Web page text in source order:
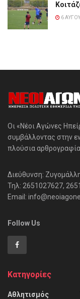
6
Οι «Νέοι Αγώνες
συμβάλλοντας στην
πλούσια
Διεύθυνση:
Τηλ: 2651027627,
Email:
Follow Us
Κατηγορίες
Αθλητισμός